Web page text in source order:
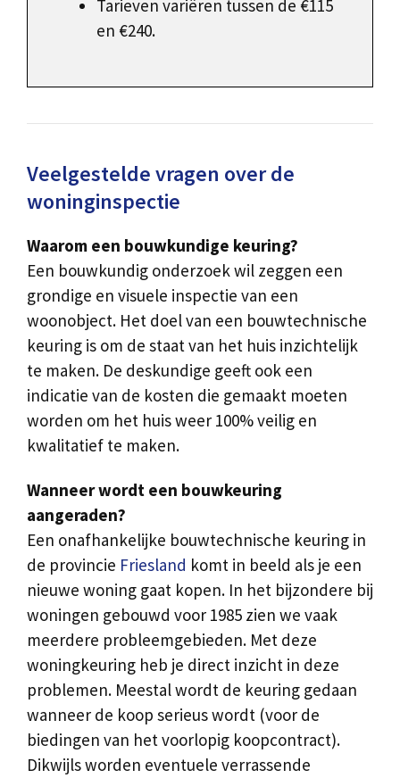
Tarieven variëren tussen de €115
en €240.
Veelgestelde vragen over de
woninginspectie
Waarom een bouwkundige keuring?
Een bouwkundig onderzoek wil zeggen een
grondige en visuele inspectie van een
woonobject. Het doel van een bouwtechnische
keuring is om de staat van het huis inzichtelijk
te maken. De deskundige geeft ook een
indicatie van de kosten die gemaakt moeten
worden om het huis weer 100% veilig en
kwalitatief te maken.
Wanneer wordt een bouwkeuring
aangeraden?
Een onafhankelijke bouwtechnische keuring in
de provincie Friesland komt in beeld als je een
nieuwe woning gaat kopen. In het bijzondere bij
woningen gebouwd voor 1985 zien we vaak
meerdere probleemgebieden. Met deze
woningkeuring heb je direct inzicht in deze
problemen. Meestal wordt de keuring gedaan
wanneer de koop serieus wordt (voor de
biedingen van het voorlopig koopcontract).
Dikwijls worden eventuele verrassende